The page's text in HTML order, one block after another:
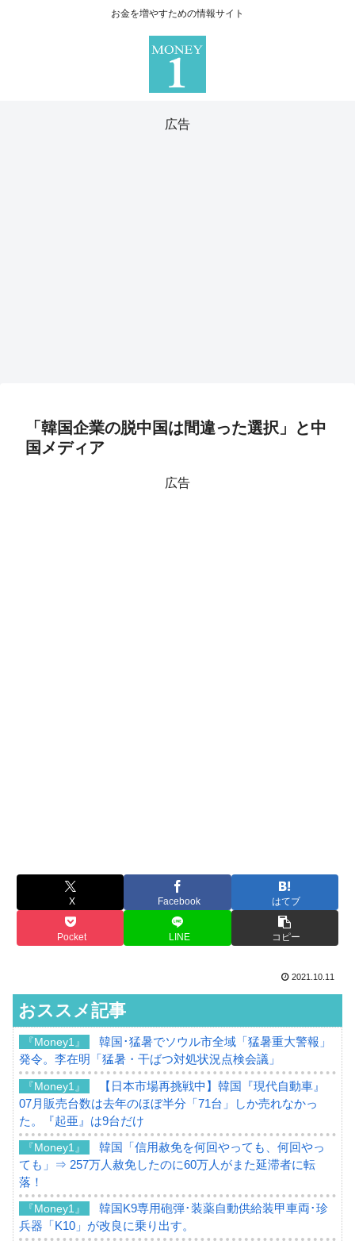
お金を増やすための情報サイト
広告
「韓国企業の脱中国は間違った選択」と中
国メディア
広告
X Facebook はてブ
Pocket LINE コピー
2021.10.11
おススメ記事
『Money1』
韓国･猛暑でソウル市全域「猛暑重大警報」
発令。李在明「猛暑・干ばつ対処状況点検会議」
『Money1』
【日本市場再挑戦中】韓国『現代自動車』
07月販売台数は去年のほぼ半分「71台」しか売れなかっ
た。『起亜』は9台だけ
『Money1』
韓国「信用赦免を何回やっても、何回やっ
ても」⇒ 257万人赦免したのに60万人がまた延滞者に転
落！
『Money1』
韓国K9専用砲弾･装薬自動供給装甲車両･珍
兵器「K10」が改良に乗り出す。